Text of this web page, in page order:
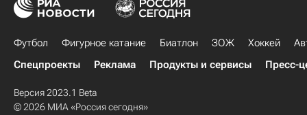
Футбол Фигурное катание Биатлон ЗОЖ Хоккей
Спецпроекты
Реклама Продукты и сервисы Пресс-
Версия 2023.1 Beta
© 2026 МИА «Россия сегодня»